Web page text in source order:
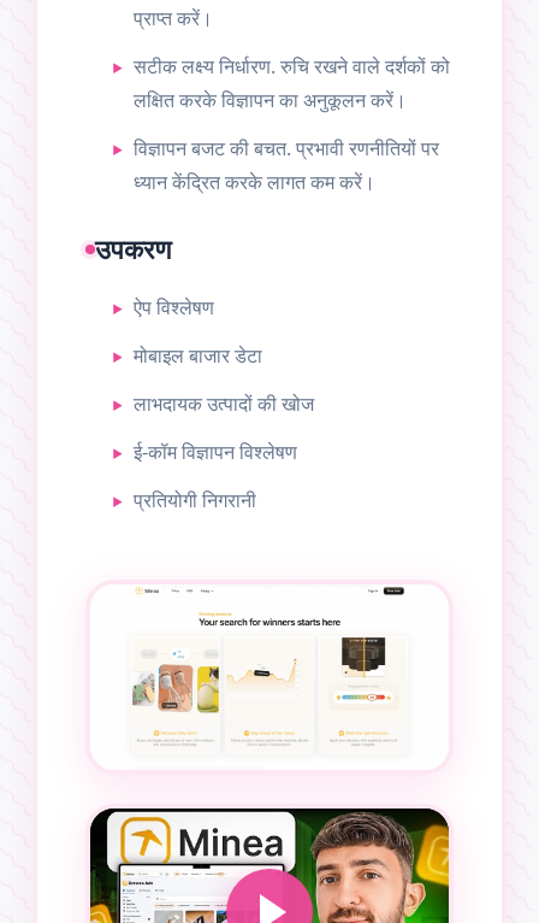
प्राप्त करें।
सटीक लक्ष्य निर्धारण. रुचि रखने वाले दर्शकों को
लक्षित करके विज्ञापन का अनुकूलन करें।
विज्ञापन बजट की बचत. प्रभावी रणनीतियों पर
ध्यान केंद्रित करके लागत कम करें।
उपकरण
ऐप विश्लेषण
मोबाइल बाजार डेटा
लाभदायक उत्पादों की खोज
ई-कॉम विज्ञापन विश्लेषण
प्रतियोगी निगरानी